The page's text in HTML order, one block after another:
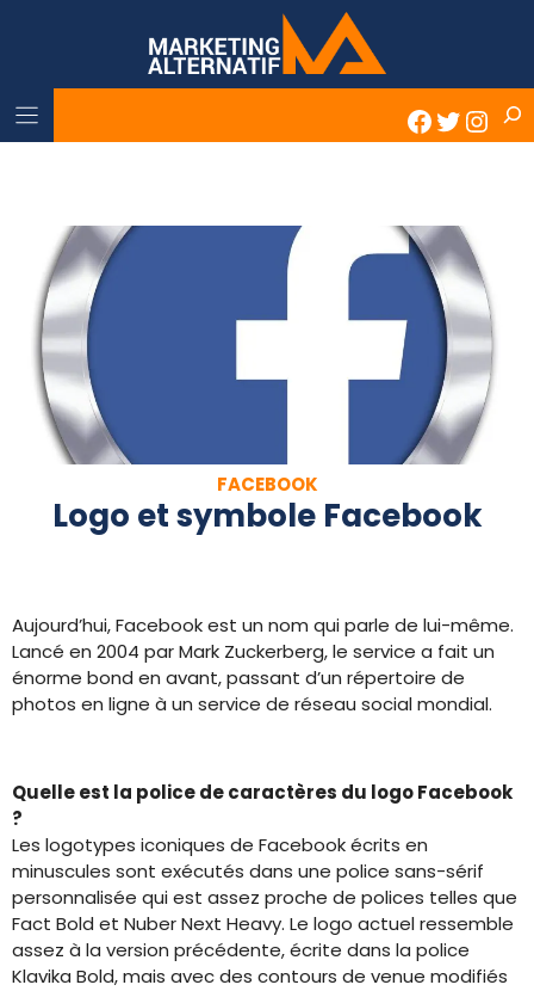
Twitter
FACEBOOK
Logo et symbole Facebook
Aujourd’hui, Facebook est un nom qui parle de lui-même.
Lancé en 2004 par Mark Zuckerberg, le service a fait un
énorme bond en avant, passant d’un répertoire de
photos en ligne à un service de réseau social mondial.
Quelle est la police de caractères du logo Facebook
?
Les logotypes iconiques de Facebook écrits en
minuscules sont exécutés dans une police sans-sérif
personnalisée qui est assez proche de polices telles que
Fact Bold et Nuber Next Heavy. Le logo actuel ressemble
assez à la version précédente, écrite dans la police
Klavika Bold, mais avec des contours de venue modifiés